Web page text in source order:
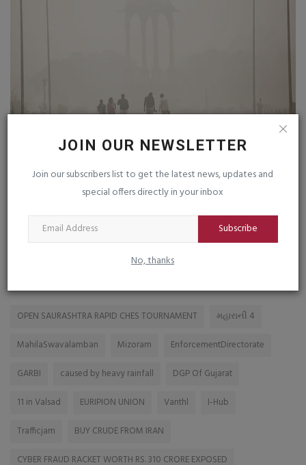
JOIN OUR NEWSLETTER
Join our subscribers list to get the latest news, updates and
special offers directly in your inbox
Subscribe
No, thanks
વાયુ પ્રદૂષણે દિલ્હીની દશા બગાડી, AQI 400 પાર,
Nov 24, 2025 0
OPEN SAURASHTRA RAPID CHES TOURNAMENT
મહારાની 4
MahilaSwavalamban
Mizoram
EnforcementDirectorate
GARBI
caused by heavy rainfall
DGP Of Gujarat
11 in Valsad
EURIPION UNION Vanthl
I-Hub
Trafficjam
BUY CRUDE FROM IRAN
CYBER FRAUD RACKET WORTH RS. 310 CRORE EXPOSED